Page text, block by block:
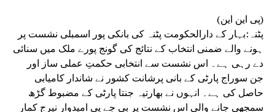
(پی این این)
پٹنہ:بہار کے دارالحکومت پٹنہ کی بانکی پور اسمبلی نشست پر
ہونے والے ضمنی انتخاب کے نتائج کی گونج پورے ملک میں سنائی
دے رہی ہے۔ اس نشست سے انتخابی حکمتِ عملی ساز اور
جن سوراج پارٹی کے بانی پرشانت کشور نے شاندار کامیابی
حاصل کی ہے۔ انہوں نے بھارتیہ جنتا پارٹی کے مضبوط گڑھ
سمجھی جانے والی اس نشست پر بی جے پی امیدوار نیرج کمار